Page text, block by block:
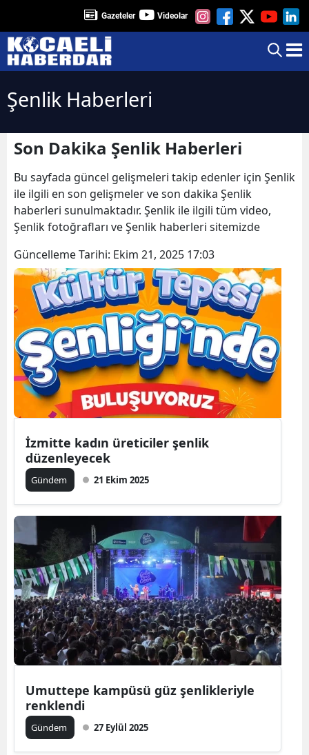
Gazeteler Videolar
Şenlik Haberleri
Son Dakika Şenlik Haberleri
Bu sayfada güncel gelişmeleri takip edenler için Şenlik
ile ilgili en son gelişmeler ve son dakika Şenlik
haberleri sunulmaktadır. Şenlik ile ilgili tüm video,
Şenlik fotoğrafları ve Şenlik haberleri sitemizde
Güncelleme Tarihi: Ekim 21, 2025 17:03
İzmitte kadın üreticiler şenlik
düzenleyecek
Gündem 21 Ekim 2025
Umuttepe kampüsü güz şenlikleriyle
renklendi
Gündem 27 Eylül 2025